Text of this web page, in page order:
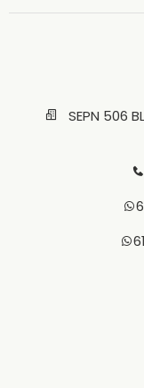
SEPN 506